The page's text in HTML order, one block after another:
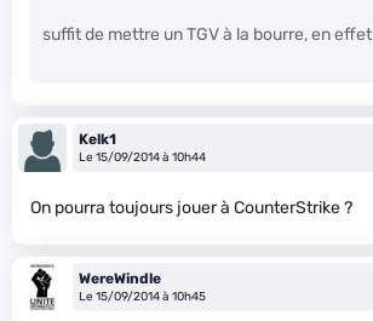
suffit de mettre un TGV à la bourre, en effet
Kelk1
Le 15/09/2014 à 10h44
On pourra toujours jouer à CounterStrike ?
WereWindle
Le 15/09/2014 à 10h45